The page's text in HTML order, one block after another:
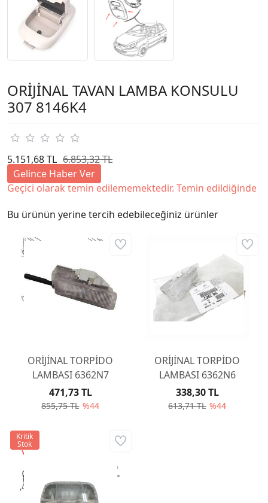
ORİJİNAL TAVAN LAMBA KONSULU
307 8146K4
5.151,68 TL 6.853,32 TL
Gelince Haber Ver
Geçici olarak temin edilememektedir. Temin edildiğinde
Bu ürünün yerine tercih edebileceğiniz ürünler
ORİJİNAL TORPİDO
LAMBASI 6362N7
855,75 TL %44
471,73 TL
ORİJİNAL TORPİDO
LAMBASI 6362N6
613,71 TL %44
338,30 TL
Kritik
Stok